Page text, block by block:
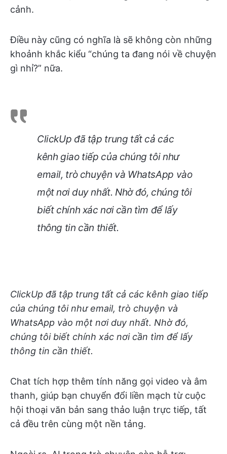
cảnh.
Điều này cũng có nghĩa là sẽ không còn những
khoảnh khắc kiểu “chúng ta đang nói về chuyện
gì nhỉ?” nữa.
ClickUp đã tập trung tất cả các
kênh giao tiếp của chúng tôi như
email, trò chuyện và WhatsApp vào
một nơi duy nhất. Nhờ đó, chúng tôi
biết chính xác nơi cần tìm để lấy
thông tin cần thiết.
ClickUp đã tập trung tất cả các kênh giao tiếp
của chúng tôi như email, trò chuyện và
WhatsApp vào một nơi duy nhất. Nhờ đó,
chúng tôi biết chính xác nơi cần tìm để lấy
thông tin cần thiết.
Chat tích hợp thêm tính năng gọi video và âm
thanh, giúp bạn chuyển đổi liền mạch từ cuộc
hội thoại văn bản sang thảo luận trực tiếp, tất
cả đều trên cùng một nền tảng.